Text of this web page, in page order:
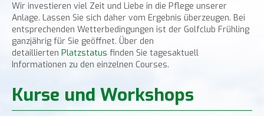
Wir investieren viel Zeit und Liebe in die Pflege unserer
Anlage. Lassen Sie sich daher vom Ergebnis überzeugen. Bei
entsprechenden Wetterbedingungen ist der Golfclub Frühling
ganzjährig für Sie geöffnet. Über den
detaillierten Platzstatus finden Sie tagesaktuell
Informationen zu den einzelnen Courses.
Kurse und Workshops